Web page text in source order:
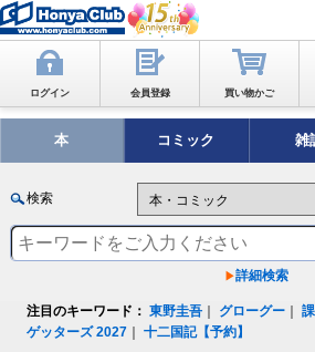
ログイン 会員登録 買い物かご
本 コミック 雑
検索
詳細検索
注目のキーワード： 東野圭吾 グローグー ｜
ゲッターズ 2027 ｜十二国記【予約】